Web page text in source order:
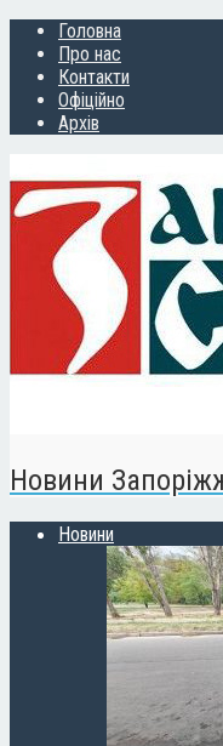
Головна
Про нас
Контакти
Офіційно
Архів
Новини
Новини